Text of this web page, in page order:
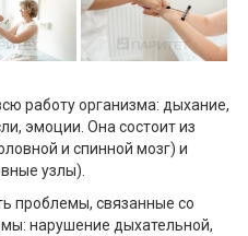
работу организма: дыхание,
эмоции. Она состоит из
и спинной мозг) и
узлы).
проблемы, связанные со
нарушение дыхательной,